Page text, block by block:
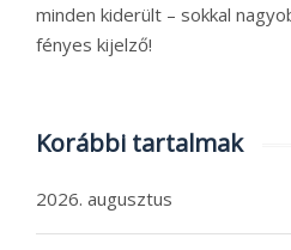
minden kiderült – sokkal
fényes kijelző!
Korábbi tartalmak
2026. augusztus